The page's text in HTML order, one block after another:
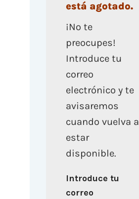
está agotado.
¡No te
preocupes!
Introduce tu
correo
electrónico y te
avisaremos
cuando vuelva a
estar
disponible.
Introduce tu
correo